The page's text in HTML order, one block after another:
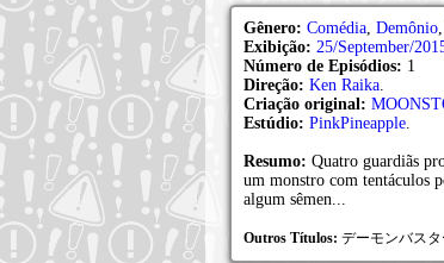
Gênero: Comédia, Demônio,
Exibição: 25/September/
Número de Episódios: 1
Direção: Ken Raika.
Criação original:
Estúdio: PinkPineapple.
Resumo: Quatro guardiãs
um monstro com tentáculos
algum sêmen...
Outros Títulos: デーモンバス